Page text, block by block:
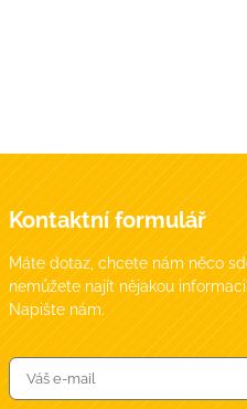
Kontaktní formulář
Máte dotaz, chcete nám něco
nemůžete najít nějakou
Napište nám.